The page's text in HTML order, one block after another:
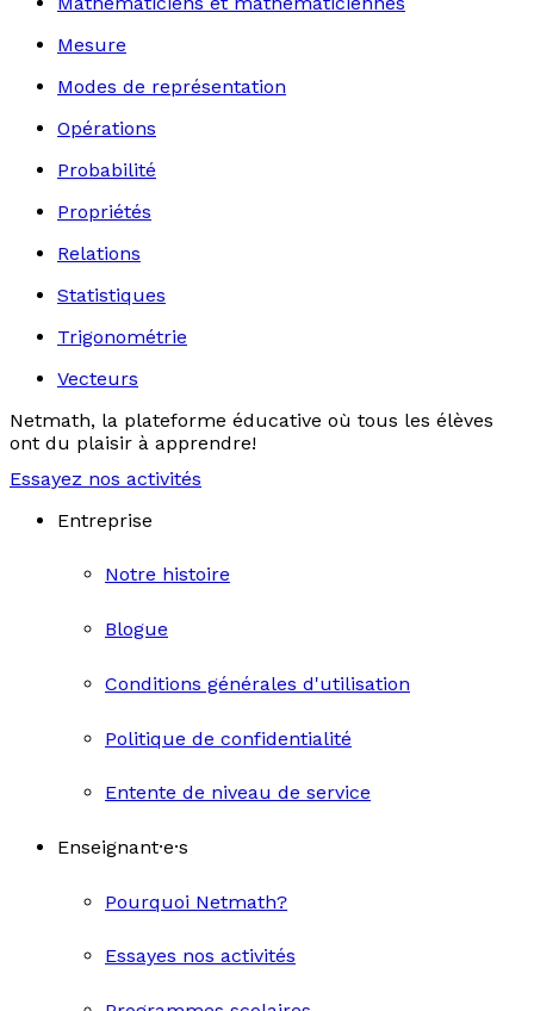
Mesure
Modes de représentation
Opérations
Probabilité
Propriétés
Relations
Statistiques
Trigonométrie
Vecteurs
Netmath, la plateforme éducative où tous les élèves
ont du plaisir à apprendre!
Essayez nos activités
Entreprise
Notre histoire
Blogue
Conditions générales d'utilisation
Politique de confidentialité
Entente de niveau de service
Enseignant·e·s
Pourquoi Netmath?
Essayes nos activités